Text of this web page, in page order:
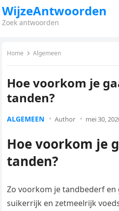
WijzeAntwoorden
Zoek antwoorden
Home Algemeen
Hoe voorkom je
tanden?
ALGEMEEN Author mei 30,
Hoe voorkom je
tanden?
Zo voorkom je tandbederf en
suikerrijk en zetmeelrijk